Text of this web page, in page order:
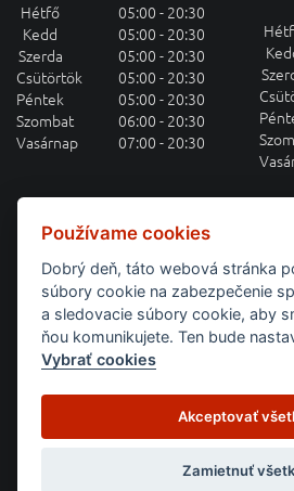
Hétfő
05:00 - 20:30
Kedd
05:00 - 20:30
Szerda
05:00 - 20:30
Csütörtök
05:00 - 20:30
Péntek
05:00 - 20:30
Szombat
06:00 - 20:30
Vasárnap
07:00 - 20:30
HETI MENÜAJÁNLAT
Feliratkozás a heti
Týždenné menu
Obchodné podmienky
Pravidlá
Používame cookies
Dobrý deň, táto webová stránka
súbory cookie na zabezpečenie
a sledovacie súbory cookie, aby
ňou komunikujete. Ten bude
Vybrať cookies
Akceptovať
Zamietnuť